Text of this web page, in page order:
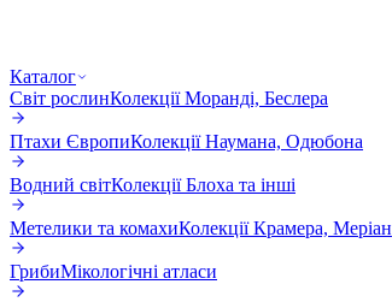
Каталог
Світ рослинКолекції Морандi, Беслера
Птахи ЄвропиКолекції Наумана, Одюбона
Водний світКолекції Блоха та інші
Метелики та комахиКолекції Крамера, Меріан
ГрибиМікологічні атласи